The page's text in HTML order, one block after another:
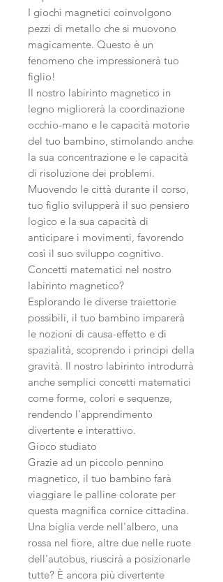
I giochi magnetici coinvolgono
pezzi di metallo che si muovono
magicamente. Questo è un
fenomeno che impressionerà tuo
figlio!
Il nostro labirinto magnetico in
legno migliorerà la coordinazione
occhio-mano e le capacità motorie
del tuo bambino, stimolando anche
la sua concentrazione e le capacità
di risoluzione dei problemi.
Muovendo le città durante il corso,
tuo figlio svilupperà il suo pensiero
logico e la sua capacità di
anticipare i movimenti, favorendo
così il suo sviluppo cognitivo.
Concetti matematici nel nostro
labirinto magnetico?
Esplorando le diverse traiettorie
possibili, il tuo bambino imparerà
le nozioni di causa-effetto e di
spazialità, scoprendo i principi della
gravità. Il nostro labirinto introdurrà
anche semplici concetti matematici
come forme, colori e sequenze,
rendendo l'apprendimento
divertente e interattivo.
Gioco studiato
Grazie ad un piccolo pennino
magnetico, il tuo bambino farà
viaggiare le palline colorate per
questa magnifica cornice cittadina.
Una biglia verde nell'albero, una
rossa nel fiore, altre due nelle ruote
dell'autobus, riuscirà a posizionarle
tutte? È ancora più divertente